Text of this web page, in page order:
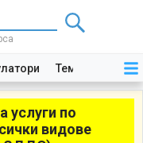
Теми Закони
услуги по
видове